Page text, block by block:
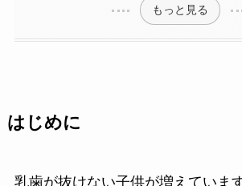
もっと見る
はじめに
乳歯が抜けない子供が増えていま